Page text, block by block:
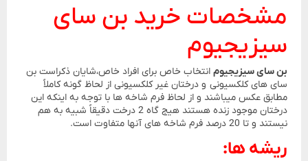
مشخصات خرید بن سای
سیزیجیوم
بن سای سیزیجیوم انتخاب خاص برای افراد خاص،شایان ذکراست بن
سای های کلکسیونی و درختان غیر کلکسیونی از لحاظ گونه کاملاً
مطابق عکس میباشند و از لحاظ فرم شاخه ها با توجه به اینکه این
درختان موجود زنده هستند هیج گاه 2 درخت دقیقاً شبیه به هم
نیستند و تا 20 درصد فرم شاخه های آنها متفاوت است.
ریشه ها: